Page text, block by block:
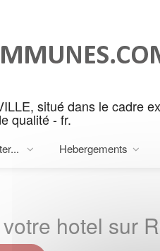
situé dans le cadre
qualité - fr.
Hebergements
hotel sur